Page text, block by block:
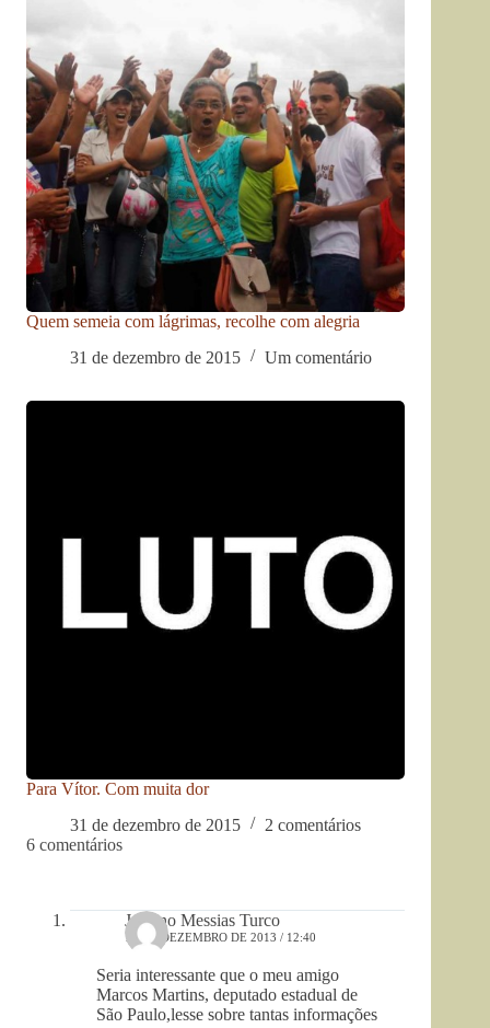
Quem semeia com lágrimas, recolhe com alegria
31 de dezembro de 2015
Um comentário
Para Vítor. Com muita dor
31 de dezembro de 2015
2 comentários
6 comentários
Jesuino Messias Turco
11 DE DEZEMBRO DE 2013 / 12:40
Seria interessante que o meu amigo
Marcos Martins, deputado estadual de
São Paulo,lesse sobre tantas informações